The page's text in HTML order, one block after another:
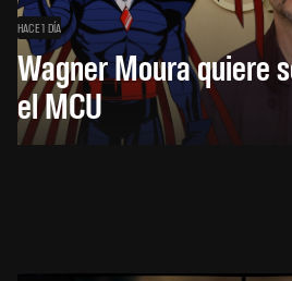
HACE 1 DÍA
Wagner Moura quiere
el MCU